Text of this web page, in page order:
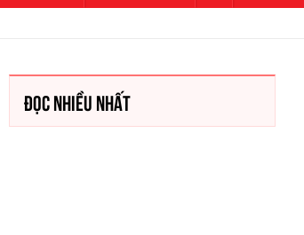
ĐỌC NHIỀU NHẤT